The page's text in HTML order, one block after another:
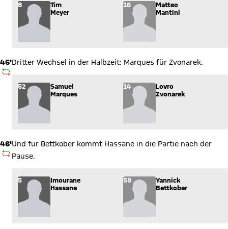
Wechsel: Tim Meyer (8) kommt für Matteo Mantini (16) ins
8
Tim
Meyer
16
Matteo
Mantini
46'
AUSWECHSLUNG
Dritter Wechsel in der Halbzeit: Marques für Zvonarek.
Wechsel: Samuel Marques (52) kommt für Lovro Zvonarek
52
Samuel
Marques
14
Lovro
Zvonarek
46'
AUSWECHSLUNG
Und für Bettkober kommt Hassane in die Partie nach der
Pause.
Wechsel: Imourane Hassane (5) kommt für Yannick
5
Imourane
Hassane
58
Yannick
Bettkober